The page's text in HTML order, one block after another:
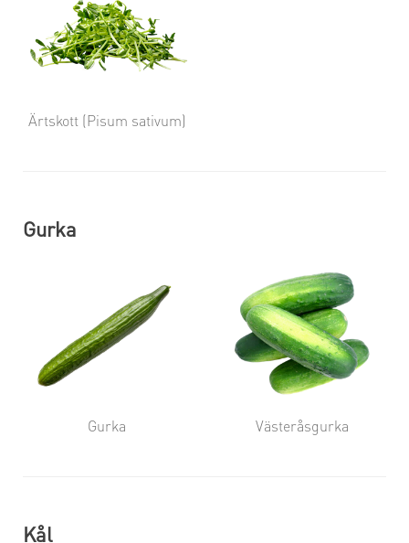
Ärtskott (Pisum sativum)
Gurka
Gurka Västeråsgurka
Kål